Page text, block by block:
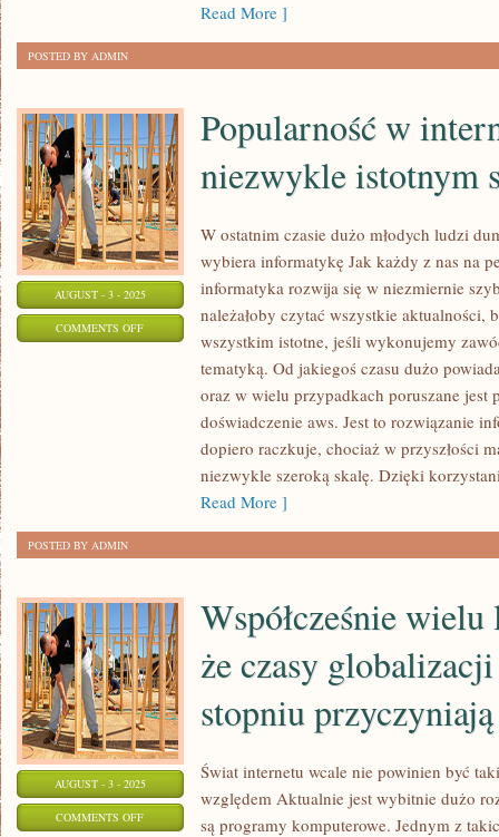
KOMPUTERAMI
NOSI
NAZWĘ
Read More ]
POSTED BY ADMIN
AUGUST - 3 - 2025
COMMENTS OFFON
Popularność w
niezwykle istotnym
W ostatnim czasie dużo młodych ludzi
wybiera informatykę Jak każdy z nas na
informatyka rozwija się w niezmiernie
należałoby czytać wszystkie aktualności,
wszystkim istotne, jeśli wykonujemy
tematyką. Od jakiegoś czasu dużo
oraz w wielu przypadkach poruszane jest
doświadczenie aws. Jest to rozwiązanie
dopiero raczkuje, chociaż w przyszłości
niezwykle szeroką skalę. Dzięki
Read More ]
POSTED BY ADMIN
AUGUST - 3 - 2025
COMMENTS OFFON
Współcześnie
że czasy
stopniu
Świat internetu wcale nie powinien być
względem Aktualnie jest wybitnie dużo
są programy komputerowe. Jednym z